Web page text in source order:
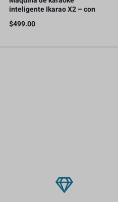
inteligente Ikarao X2 – con
pantalla de letras, tableta de
karaoke de 32GB, 2 micrófonos
$499.00